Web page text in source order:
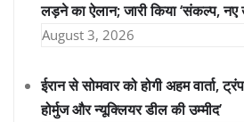
लड़ने का ऐलान; जारी किया ‘संकल्प, नए
August 3, 2026
ईरान से सोमवार को होगी अहम वार्ता,
होर्मुज और न्यूक्लियर डील की उम्मीद’